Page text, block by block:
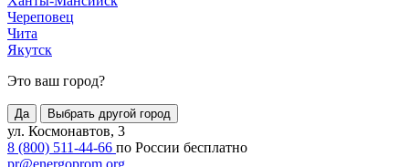
Череповец
Чита
Якутск
Это ваш город?
Да Выбрать другой город
ул. Космонавтов, 3
8 (800) 511-44-66 по России бесплатно
pr@energoprom.org